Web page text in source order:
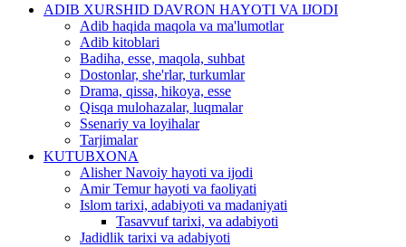
ADIB XURSHID DAVRON HAYOTI VA IJODI
Adib haqida maqola va ma'lumotlar
Adib kitoblari
Badiha, esse, maqola, suhbat
Dostonlar, she'rlar, turkumlar
Drama, qissa, hikoya, esse
Qisqa mulohazalar, luqmalar
Ssenariy va loyihalar
Tarjimalar
KUTUBXONA
Alisher Navoiy hayoti va ijodi
Amir Temur hayoti va faoliyati
Islom tarixi, adabiyoti va madaniyati
Tasavvuf tarixi, va adabiyoti
Jadidlik tarixi va adabiyoti